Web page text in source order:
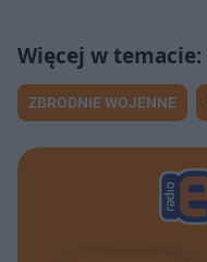
ZBRODNIE WOJENNE